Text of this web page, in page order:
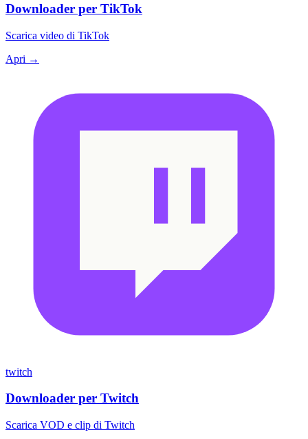
Downloader per TikTok
Scarica video di TikTok
Apri →
twitch
Downloader per Twitch
Scarica VOD e clip di Twitch